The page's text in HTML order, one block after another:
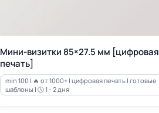
Мини-визитки 85×27.5 мм [цифровая
печать]
min 100 | 🔥 от 1000+ | цифровая печать | готовые
шаблоны | 🕔 1 - 2 дня